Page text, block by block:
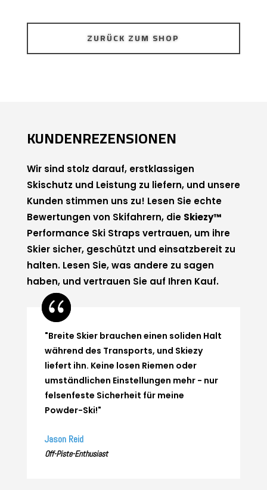
ZURÜCK ZUM SHOP
KUNDENREZENSIONEN
Wir sind stolz darauf, erstklassigen
Skischutz und Leistung zu liefern, und unsere
Kunden stimmen uns zu! Lesen Sie echte
Bewertungen von Skifahrern, die Skiezy™
Performance Ski Straps vertrauen, um ihre
Skier sicher, geschützt und einsatzbereit zu
halten. Lesen Sie, was andere zu sagen
haben, und vertrauen Sie auf Ihren Kauf.
"Breite Skier brauchen einen soliden Halt
während des Transports, und Skiezy
liefert ihn. Keine losen Riemen oder
umständlichen Einstellungen mehr - nur
felsenfeste Sicherheit für meine
Powder-Ski!"
Jason Reid
Off-Piste-Enthusiast